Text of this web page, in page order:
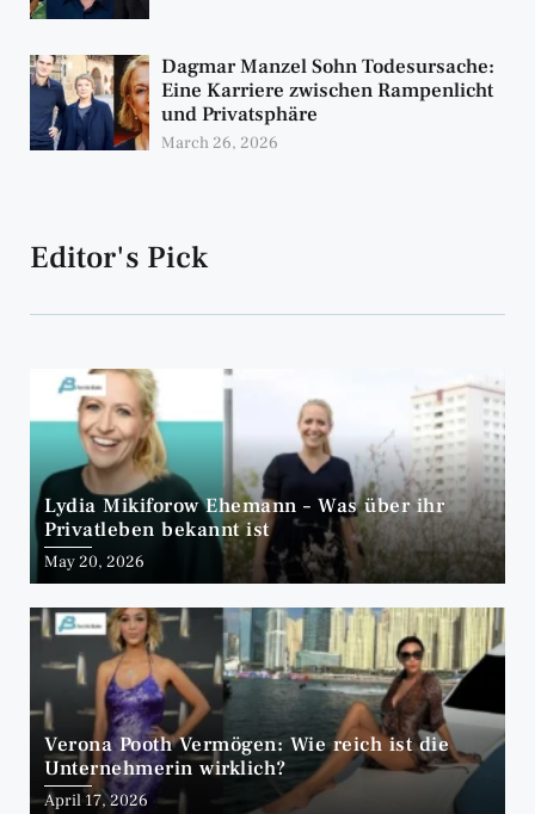
Dagmar Manzel Sohn Todesursache:
Eine Karriere zwischen Rampenlicht
und Privatsphäre
March 26, 2026
Editor's Pick
Lydia Mikiforow Ehemann – Was über ihr
Privatleben bekannt ist
May 20, 2026
Verona Pooth Vermögen: Wie reich ist die
Unternehmerin wirklich?
April 17, 2026